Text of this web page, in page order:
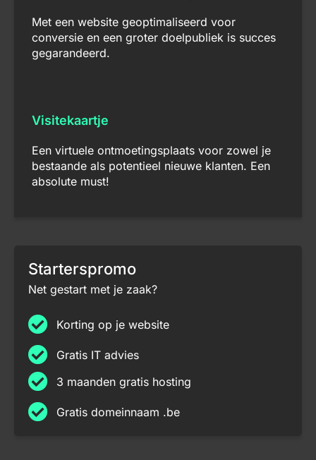
Met een website geoptimaliseerd voor
conversie en een groter doelpubliek is succes
gegarandeerd.
Visitekaartje
Een virtuele ontmoetingsplaats voor zowel je
bestaande als potentieel nieuwe klanten. Een
absolute must!
Starterspromo
Net gestart met je zaak?
Korting op je website
Gratis IT advies
3 maanden gratis hosting
Gratis domeinnaam .be